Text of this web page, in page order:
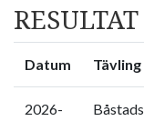
RESULTAT
Datum Tävling
2026-
Båstads